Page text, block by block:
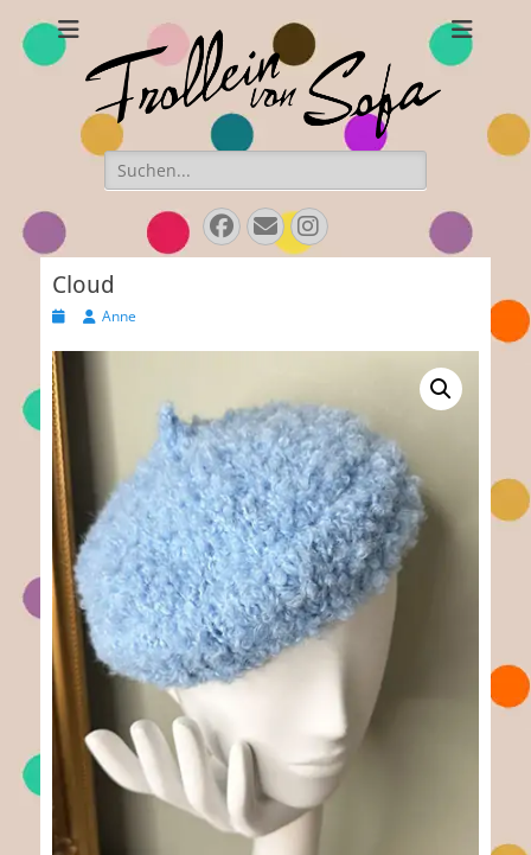
Frollein von Sofa
Handgefertigte Hüte und Accessoires
Suchen
nach:
Facebook
EmailInstagram
Cloud
Veröffentlicht
AutorAnne